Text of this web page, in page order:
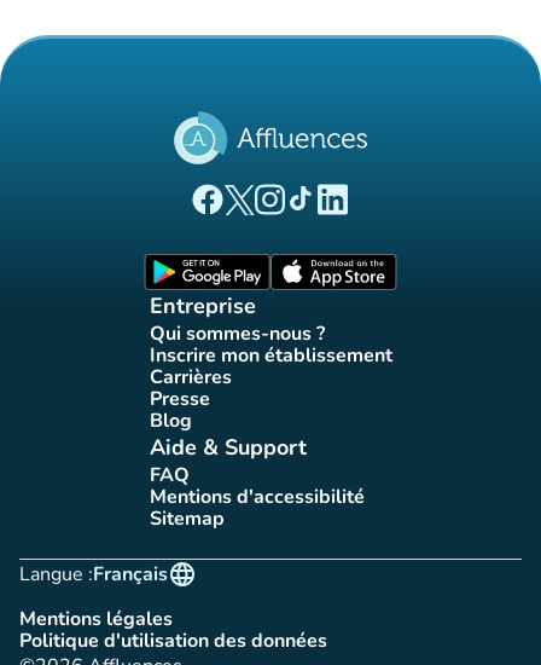
(nouvel onglet)
(nouvel onglet)
(nouvel onglet)
(nouvel onglet)
(nouvel onglet)
Entreprise
Qui sommes-nous ?
(nouvel onglet)
Inscrire mon établissement
(nouvel onglet)
Carrières(nouvel onglet)
Presse(nouvel onglet)
Blog(nouvel onglet)
Aide & Support
FAQ(nouvel onglet)
Mentions d'accessibilité
(nouvel onglet)
Sitemap(nouvel onglet)
Langue :
language
Français
Mentions légales
(nouvel onglet)
Politique d'utilisation des données
(nouvel onglet)